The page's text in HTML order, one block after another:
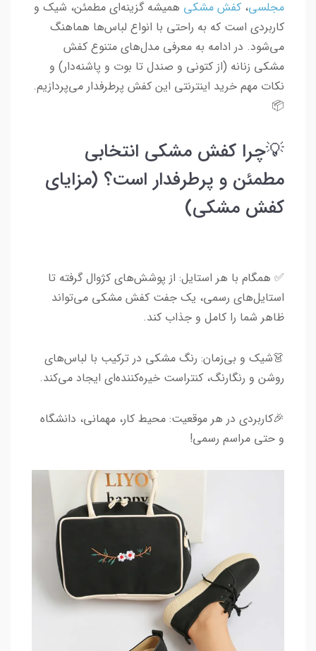
مجلسی، کفش مشکی همیشه گزینه‌ای مطمئن، شیک و
کاربردی است که به راحتی با انواع لباس‌ها هماهنگ
می‌شود. در ادامه به معرفی مدل‌های متنوع کفش
مشکی زنانه (از کتونی و صندل تا بوت و پاشنه‌دار) و
نکات مهم خرید اینترنتی این کفش پرطرفدار می‌پردازیم.
📦
💡چرا کفش مشکی انتخابی
مطمئن و پرطرفدار است؟ (مزایای
کفش مشکی)
✅ همگام با هر استایل: از پوشش‌های کژوال گرفته تا
استایل‌های رسمی، یک جفت کفش مشکی می‌تواند
ظاهر شما را کامل و جذاب کند.
👗شیک و بی‌زمان: رنگ مشکی در ترکیب با لباس‌های
روشن و رنگارنگ، کنتراست خیره‌کننده‌ای ایجاد می‌کند.
🎉کاربردی در هر موقعیت: محیط کار، مهمانی، دانشگاه
و حتی مراسم رسمی!